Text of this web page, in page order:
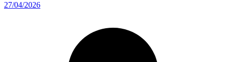
27/04/2026